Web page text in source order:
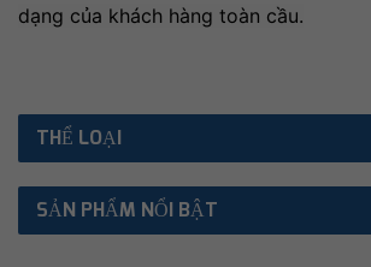
dạng của khách hàng toàn cầu.
THỂ LOẠI
SẢN PHẨM NỔI BẬT